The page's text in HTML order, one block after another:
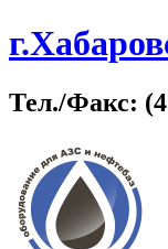
Тел./Факс: